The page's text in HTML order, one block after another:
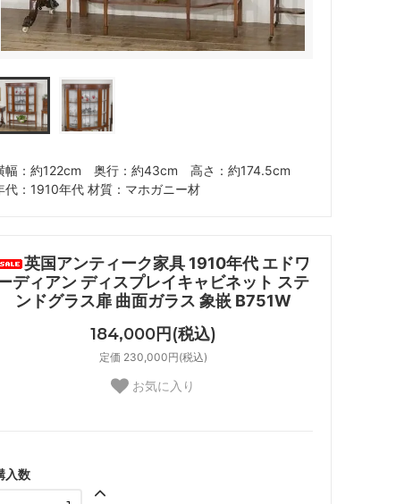
幅：約122cm 奥行：約43cm 高さ：約174.5cm
代：1910年代 材質：マホガニー材
英国アンティーク家具 1910年代 エドワ
ディアン ディスプレイキャビネット ステ
ンドグラス扉 曲面ガラス 象嵌 B751W
184,000円(税込)
定価 230,000円(税込)
お気に入り
入数